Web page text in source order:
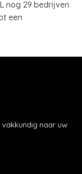
nog 29 bedrijven
een
naar uw